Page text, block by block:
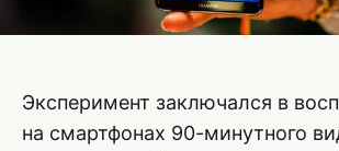
Эксперимент заключался в
на смартфонах 90-минутного